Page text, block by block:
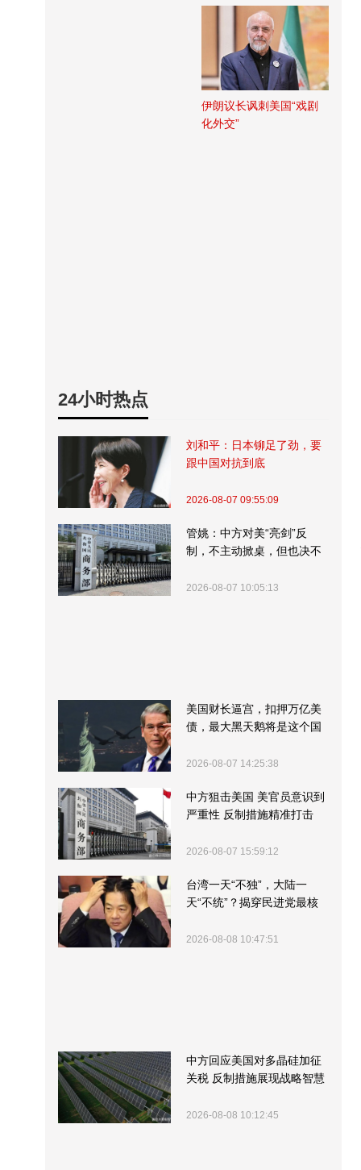
伊朗议长讽刺美国“戏剧
化外交”
24小时热点
刘和平：日本铆足了劲，要
跟中国对抗到底
2026-08-07 09:55:09
管姚：中方对美“亮剑”反
制，不主动掀桌，但也决不
2026-08-07 10:05:13
美国财长逼宫，扣押万亿美
债，最大黑天鹅将是这个国
2026-08-07 14:25:38
中方狙击美国 美官员意识到
严重性 反制措施精准打击
2026-08-07 15:59:12
台湾一天“不独”，大陆一
天“不统”？揭穿民进党最核
2026-08-08 10:47:51
中方回应美国对多晶硅加征
关税 反制措施展现战略智慧
2026-08-08 10:12:45